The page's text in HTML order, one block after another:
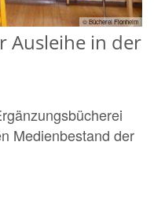
© Bücherei Flonheim
Ausleihe in der
Medienbestand der